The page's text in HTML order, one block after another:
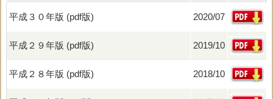
平成３０年版 (pdf版) 2020/07
平成２９年版 (pdf版) 2019/10
平成２８年版 (pdf版) 2018/10